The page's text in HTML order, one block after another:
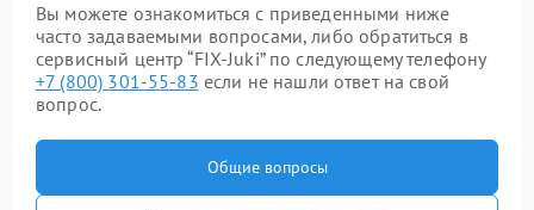
Вы можете ознакомиться с приведенными ниже
часто задаваемыми вопросами, либо обратиться в
сервисный центр “FIX-Juki” по следующему телефону
+7 (800) 301-55-83 если не нашли ответ на свой
вопрос.
Общие вопросы